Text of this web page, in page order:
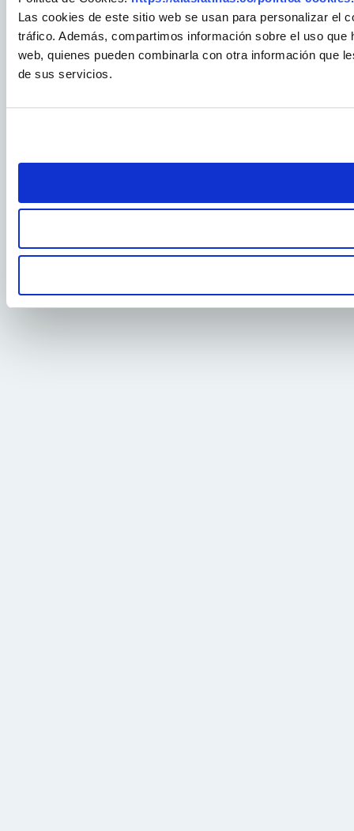
Las cookies de este sitio web se usan para personalizar el
tráfico. Además, compartimos información sobre el uso
web, quienes pueden combinarla con otra información que
de sus servicios.